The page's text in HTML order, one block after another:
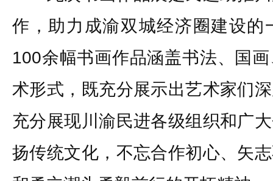
作，助力成渝双城经济圈建设的
100余幅书画作品涵盖书法、国
术形式，既充分展示出艺术家们
充分展现川渝民进各级组织和广
扬传统文化，不忘合作初心、矢